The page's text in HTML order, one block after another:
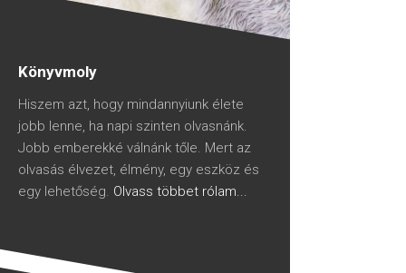
Könyvmoly
Hiszem azt, hogy mindannyiunk élete
jobb lenne, ha napi szinten olvasnánk.
Jobb emberekké válnánk tőle. Mert az
olvasás élvezet, élmény, egy eszköz és
egy lehetőség. Olvass többet rólam...